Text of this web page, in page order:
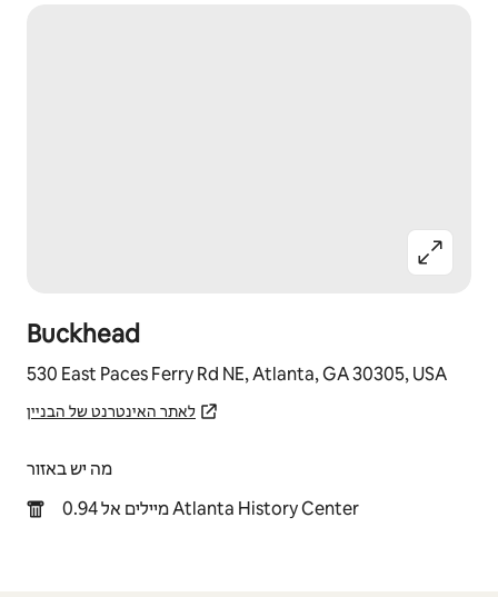
Buckhead
530 East Paces Ferry Rd NE, Atlanta, GA 30305, USA
לאתר האינטרנט של הבניין
מה יש באזור
0.94 מיילים אל Atlanta History Center